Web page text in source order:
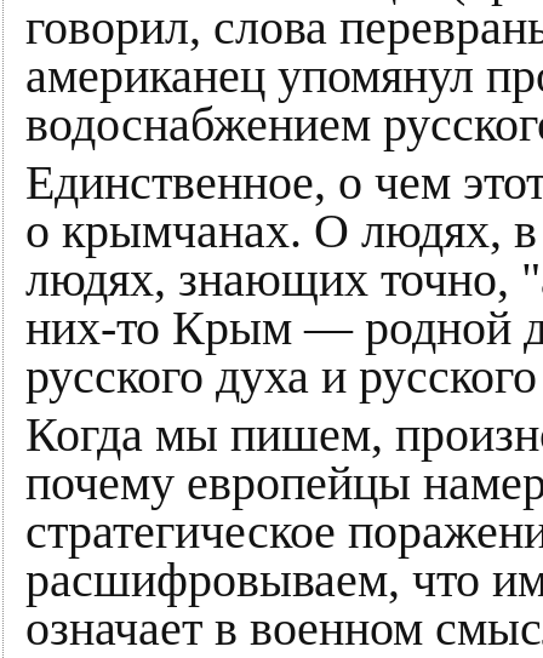
говорил, слова
американец упомянул
водоснабжением
Единственное, о чем
о крымчанах. О людях,
людях, знающих точно,
них-то Крым — родной
русского духа и
Когда мы пишем,
почему европейцы
стратегическое
расшифровываем, что
означает в военном